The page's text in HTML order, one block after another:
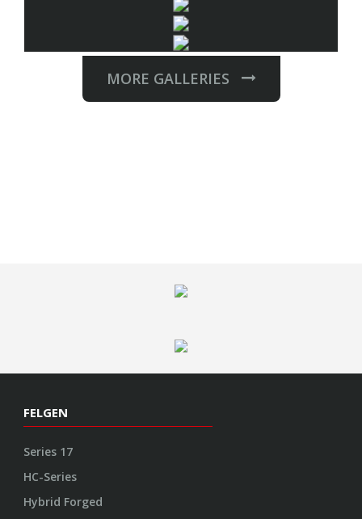
MORE GALLERIES
FELGEN
Series 17
HC-Series
Hybrid Forged